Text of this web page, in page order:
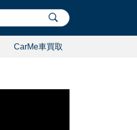
CarMe車買取